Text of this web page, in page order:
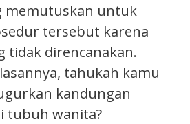
memutuskan untuk
tersebut karena
tidak direncanakan.
tahukah kamu
kandungan
tubuh wanita?